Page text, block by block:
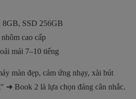
SSD 256GB
cao cấp
mái 7–10 tiếng
màn đẹp, cảm ứng nhạy, xài bút
➜ Book 2 là lựa chọn đáng cân nhắc.